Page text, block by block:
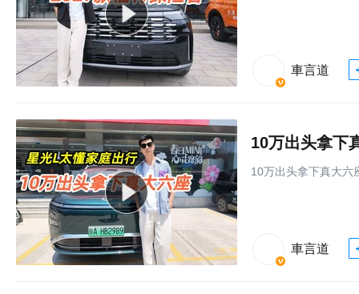
車言道
10万出头拿下
10万出头拿下真大六
車言道